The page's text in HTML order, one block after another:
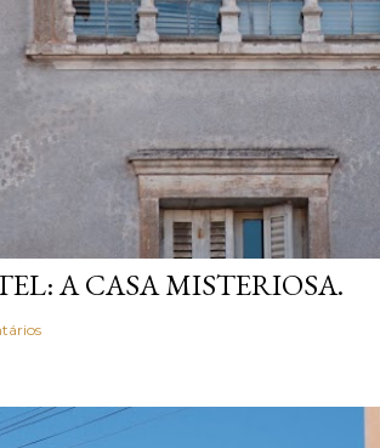
A CASA MISTERIOSA.